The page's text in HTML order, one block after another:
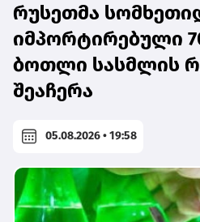
რუსეთმა
იმპორტირებული
ბოთლი სასმლის
შეაჩერა
05.08.2026 • 19:58